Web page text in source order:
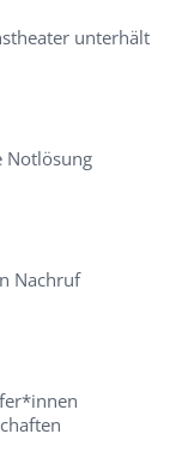
unterhält
Notlösung
Nachruf